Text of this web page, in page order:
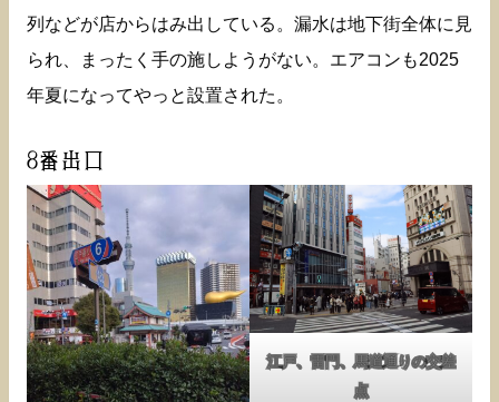
列などが店からはみ出している。漏水は地下街全体に見
られ、まったく手の施しようがない。エアコンも2025
年夏になってやっと設置された。
8番出口
江戸、雷門、馬道通りの交差
点